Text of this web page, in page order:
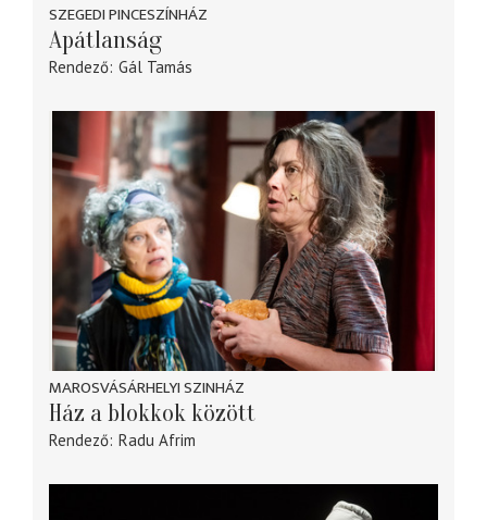
SZEGEDI PINCESZÍNHÁZ
Apátlanság
Rendező Gál Tamás
MAROSVÁSÁRHELYI SZINHÁZ
Ház a blokkok között
Rendező Radu Afrim